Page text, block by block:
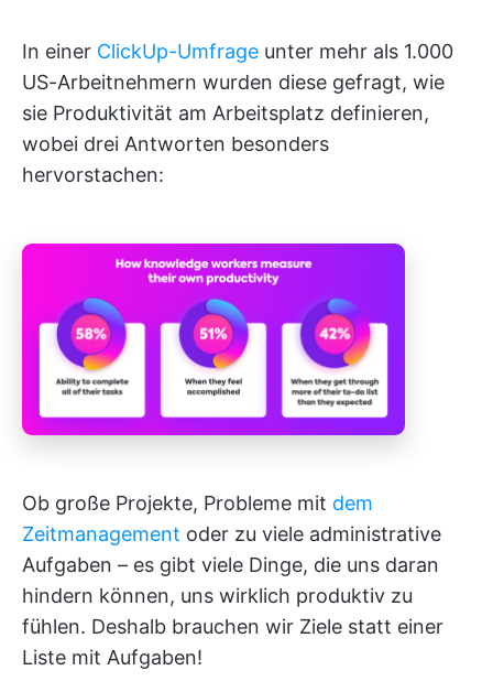
In einer ClickUp-Umfrage unter mehr als 1.000
US-Arbeitnehmern wurden diese gefragt, wie
sie Produktivität am Arbeitsplatz definieren,
wobei drei Antworten besonders
hervorstachen:
Ob große Projekte, Probleme mit dem
Zeitmanagement oder zu viele administrative
Aufgaben – es gibt viele Dinge, die uns daran
hindern können, uns wirklich produktiv zu
fühlen. Deshalb brauchen wir Ziele statt einer
Liste mit Aufgaben!